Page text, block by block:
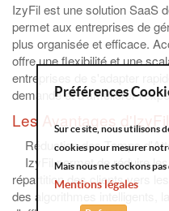
IzyFil est une solution SaaS
permet aux entreprises de
plus organisée et efficace.
offre une flexibilité et une
entreprises de s'adapter
demande et d'améliorer
Les Avantages d'IzyFil
Réduction des Temps
IzyFil permet de réduire
répartition des clients vers
des algorithmes intelligents,
Préférences
Sur ce site, nous utilisons
cookies pour mesurer
Mais nous ne stockons
Mentions légales